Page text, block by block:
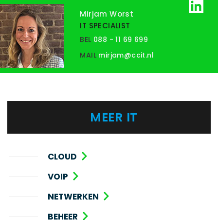
Mirjam Worst
IT SPECIALIST
BEL 088 - 11 69 699
MAILmirjam@ccit.nl
MEER IT
CLOUD
VOIP
NETWERKEN
BEHEER